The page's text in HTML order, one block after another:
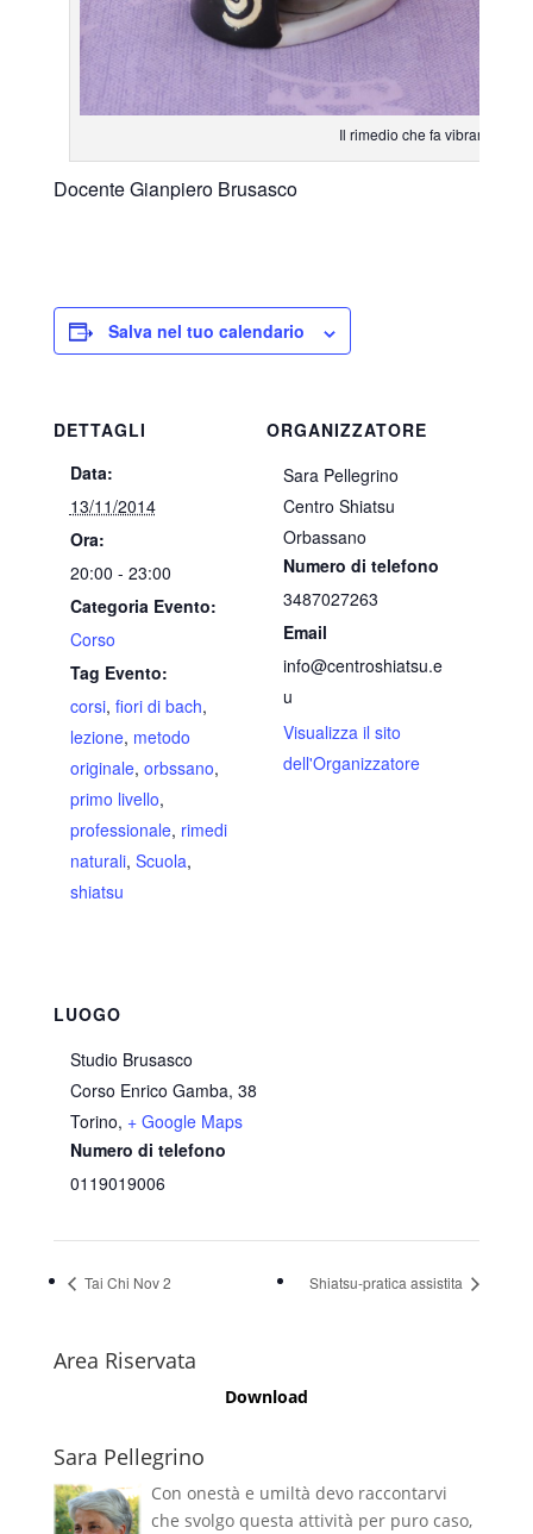
Il rimedio che fa vibrare
Docente Gianpiero Brusasco
Salva nel tuo calendario
DETTAGLI
Data:
13/11/2014
Ora:
20:00 - 23:00
Categoria Evento:
Corso
Tag Evento:
corsi, fiori di bach,
lezione, metodo
originale, orbssano,
primo livello,
professionale, rimedi
naturali, Scuola,
shiatsu
ORGANIZZATORE
Sara Pellegrino
Centro Shiatsu
Orbassano
Numero di telefono
3487027263
Email
info@centroshiatsu.e
u
Visualizza il sito
dell'Organizzatore
LUOGO
Studio Brusasco
Corso Enrico Gamba, 38
Torino, + Google Maps
Numero di telefono
0119019006
Tai Chi Nov 2 Shiatsu-pratica assistita
Area Riservata
Download
Sara Pellegrino
Con onestà e umiltà devo raccontarvi
che svolgo questa attività per puro caso,